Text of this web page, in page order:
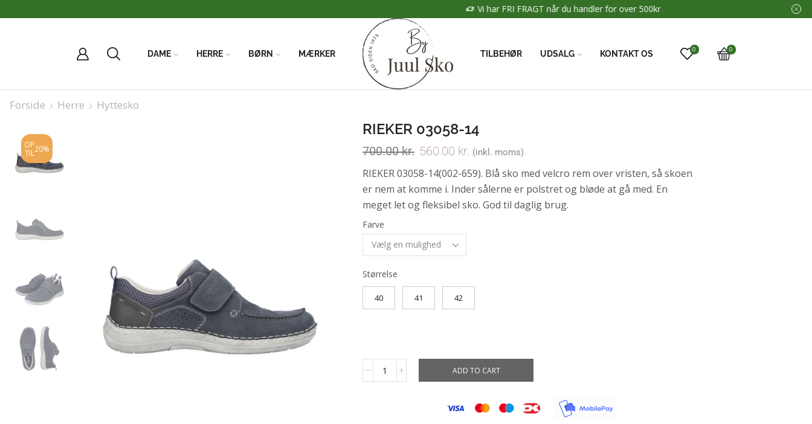
Vi har FRI FRAGT når du handler for over 500kr
DAME HERRE BØRN MÆRKER TILBEHØR UDSALG KONTAKT OS 0 0
Forside Herre Hyttesko
OP
TIL 20%
RIEKER 03058-14
700.00kr. 560.00 kr. (inkl. moms)
RIEKER 03058-14(002-659). Blå sko med velcro rem over vristen, så skoen
er nem at komme i. Inder sålerne er polstret og bløde at gå med. En
meget let og fleksibel sko. God til daglig brug.
Farve
Størrelse
40 41 42
ADD TO CART